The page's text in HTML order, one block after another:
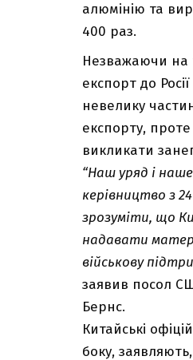
алюмінію та
400 раз.
Незважаючи на
експорт до
невелику
експорту,
викликати
“Наш уряд і
керівництво з
зрозуміти, що
надавати
військову
заявив посол
Бернс.
Китайські
боку,